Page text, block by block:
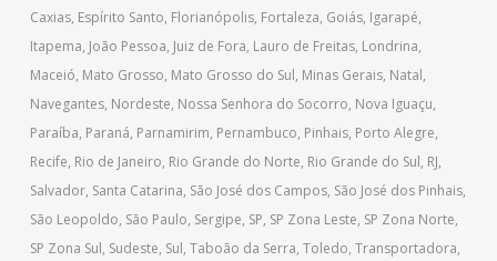
Caxias, Espírito Santo, Florianópolis, Fortaleza, Goiás, Igarapé,
Itapema, João Pessoa, Juiz de Fora, Lauro de Freitas, Londrina,
Maceió, Mato Grosso, Mato Grosso do Sul, Minas Gerais, Natal,
Navegantes, Nordeste, Nossa Senhora do Socorro, Nova Iguaçu,
Paraíba, Paraná, Parnamirim, Pernambuco, Pinhais, Porto Alegre,
Recife, Rio de Janeiro, Rio Grande do Norte, Rio Grande do Sul, RJ,
Salvador, Santa Catarina, São José dos Campos, São José dos Pinhais,
São Leopoldo, São Paulo, Sergipe, SP, SP Zona Leste, SP Zona Norte,
SP Zona Sul, Sudeste, Sul, Taboão da Serra, Toledo, Transportadora,